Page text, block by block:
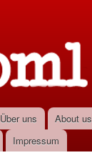
Über uns About us
Impressum